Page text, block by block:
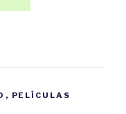
, PELÍCULAS